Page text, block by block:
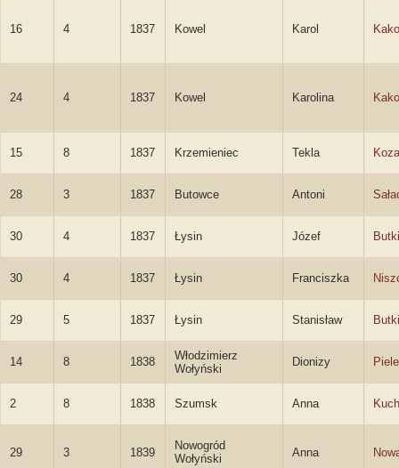
16 4 1837 Kowel Karol
24 4 1837 Kowel Karolina
15 8 1837 Krzemieniec Tekla
28 3 1837 Butowce Antoni
30 4 1837 Łysin Józef
30 4 1837 Łysin Franciszka
29 5 1837 Łysin Stanisław
14 8 1838
Włodzimierz
Wołyński
Dionizy
2 8 1838 Szumsk Anna
29 3 1839
Nowogród
Wołyński
Anna